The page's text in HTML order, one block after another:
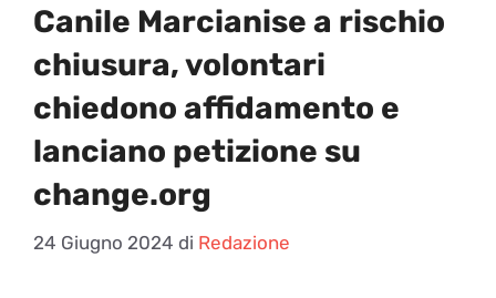
Canile Marcianise a rischio
chiusura, volontari
chiedono affidamento e
lanciano petizione su
change.org
24 Giugno 2024 di Redazione